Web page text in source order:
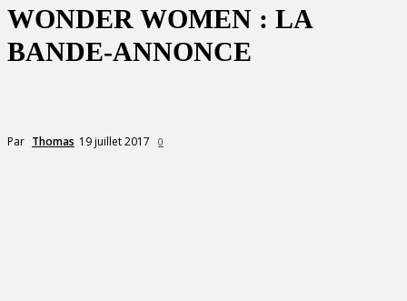
WONDER WOMEN : LA
BANDE-ANNONCE
Par Thomas 19 juillet 2017 0